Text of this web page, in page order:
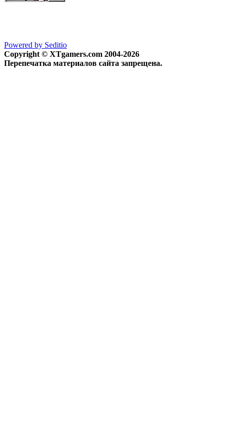
Powered by Seditio
Copyright © XTgamers.com 2004-2026
Перепечатка материалов сайта запрещена.